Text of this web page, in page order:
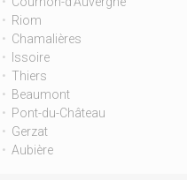
Riom
Chamalières
Issoire
Thiers
Beaumont
Pont-du-Château
Gerzat
Aubière